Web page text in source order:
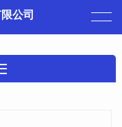
公司